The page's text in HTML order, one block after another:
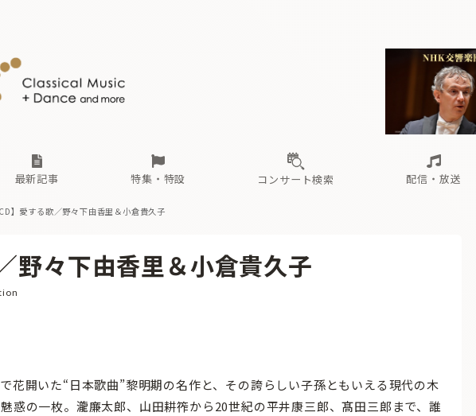
最新記事
古楽とその先と オーケストラの楽屋から 海の向こうの音楽家
特集・特設
現場のプロが推す！間違いないオーケストラコンサート
コンサート検索 配信・放送
無料ライブ配信スケジュール 有料ライブ配信スケジュール
あ か さ た な は ま や
古楽とその先と Aからの眺望
無料ライブ配信スケジュール
あ か さ
CD】愛する歌／野々下由香里＆小倉貴久子
野々下由香里＆小倉貴久子
花開いた“日本歌曲”黎明期の名作と、その誇らしい子孫ともいえる現代の木
惑の一枚。瀧廉太郎、山田耕筰から20世紀の平井康三郎、髙田三郎まで、誰